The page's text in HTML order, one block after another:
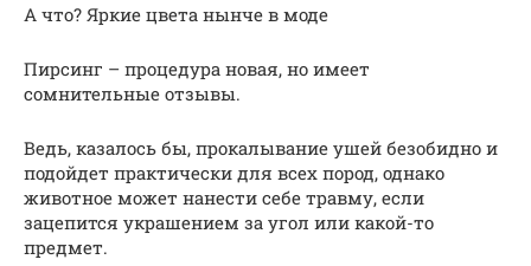
А что? Яркие цвета нынче в моде
Пирсинг – процедура новая, но имеет
сомнительные отзывы.
Ведь, казалось бы, прокалывание ушей безобидно и
подойдет практически для всех пород, однако
животное может нанести себе травму, если
зацепится украшением за угол или какой-то
предмет.